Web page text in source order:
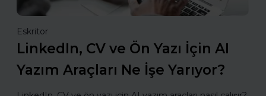
Eskritor
LinkedIn, CV ve Ön Yazı İçin AI
Yazım Araçları Ne İşe Yarıyor?